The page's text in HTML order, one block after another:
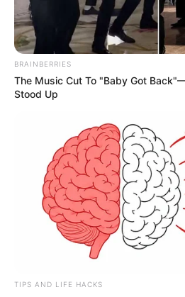
BRAINBERRIES
The Music Cut To "Baby Got
Stood Up
TIPS AND LIFE HACKS